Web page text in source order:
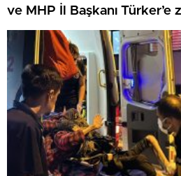
ve MHP İl Başkanı Türker’e